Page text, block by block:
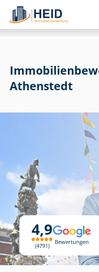
4,9
4791
Bewertungen
Athenstedt